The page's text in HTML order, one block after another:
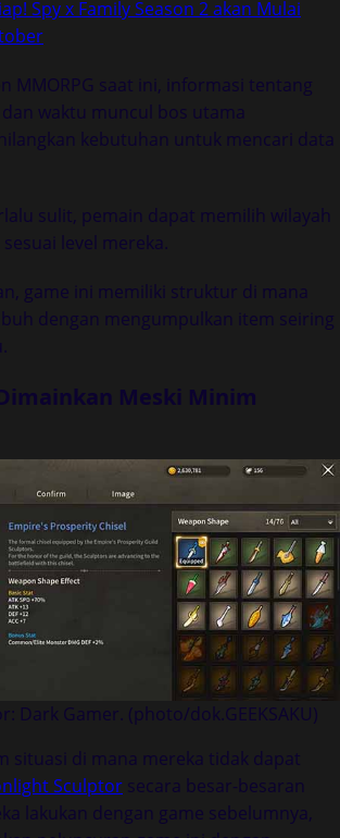
Spy x Family Season 2 akan Mulai
MMORPG saat ini, informasi tentang
waktu muncul bos utama
kebutuhan untuk mencari data
sulit, pemain dapat memilih wilayah
level mereka.
game ini memiliki struktur di mana
dengan mengumpulkan item seiring
Meski Minim
Dark Gamer. (photo/dok.GEEKSAKU)
situasi di mana mereka tidak dapat
Sculptor secara besar-besaran
lakukan dengan game sebelumnya,